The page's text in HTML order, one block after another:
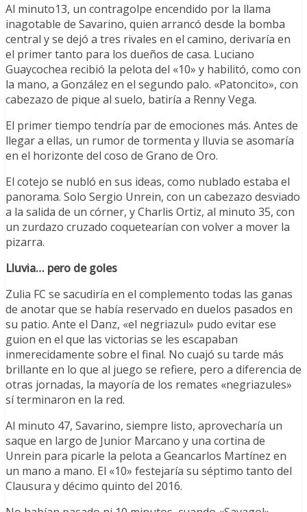
Al minuto13, un contragolpe encendido por la llama
inagotable de Savarino, quien arrancó desde la bomba
central y se dejó a tres rivales en el camino, derivaría en
el primer tanto para los dueños de casa. Luciano
Guaycochea recibió la pelota del «10» y habilitó, como con
la mano, a González en el segundo palo. «Patoncito», con
cabezazo de pique al suelo, batiría a Renny Vega.
El primer tiempo tendría par de emociones más. Antes de
llegar a ellas, un rumor de tormenta y lluvia se asomaría
en el horizonte del coso de Grano de Oro.
El cotejo se nubló en sus ideas, como nublado estaba el
panorama. Solo Sergio Unrein, con un cabezazo desviado
a la salida de un córner, y Charlis Ortiz, al minuto 35, con
un zurdazo cruzado coquetearían con volver a mover la
pizarra.
Lluvia… pero de goles
Zulia FC se sacudiría en el complemento todas las ganas
de anotar que se había reservado en duelos pasados en
su patio. Ante el Danz, «el negriazul» pudo evitar ese
guion en el que las victorias se les escapaban
inmerecidamente sobre el final. No cuajó su tarde más
brillante en lo que al juego se refiere, pero a diferencia de
otras jornadas, la mayoría de los remates «negriazules»
sí terminaron en la red.
Al minuto 47, Savarino, siempre listo, aprovecharía un
saque en largo de Junior Marcano y una cortina de
Unrein para picarle la pelota a Geancarlos Martínez en
un mano a mano. El «10» festejaría su séptimo tanto del
Clausura y décimo quinto del 2016.